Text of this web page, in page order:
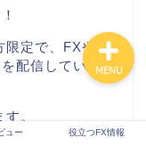
限定で、FXやバ
配信していま
。
ュー 役立つFX情報
MENU